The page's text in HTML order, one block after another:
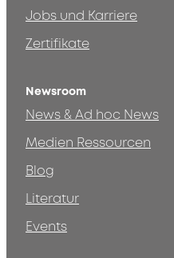
Jobs und Karriere
Zertifikate
Newsroom
News & Ad hoc News
Medien Ressourcen
Blog
Literatur
Events